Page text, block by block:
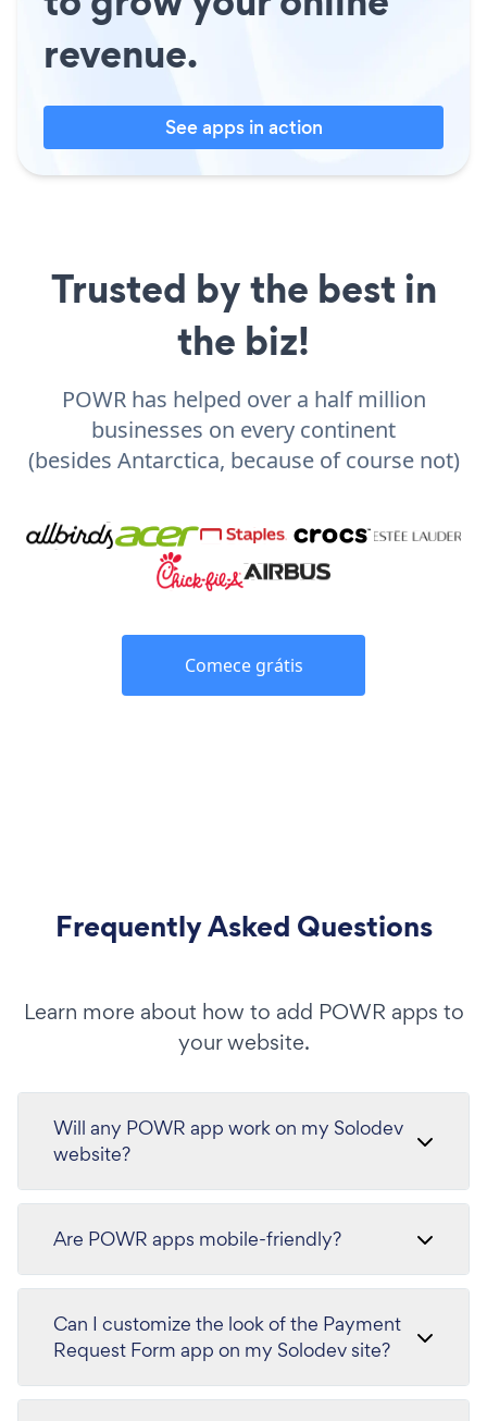
revenue.
See apps in action
Trusted by the best in
the biz!
POWR has helped over a half million
businesses on every continent
(besides Antarctica, because of course not)
Comece grátis
Frequently Asked Questions
Learn more about how to add POWR apps to
your website.
Will any POWR app work on my Solodev
website?
Are POWR apps mobile-friendly?
Can I customize the look of the Payment
Request Form app on my Solodev site?